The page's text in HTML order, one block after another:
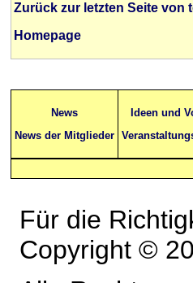
Zurück zur letzten Seite von
Homepage
News
News der Mitglieder
Ideen und
Für die
Copyright ©